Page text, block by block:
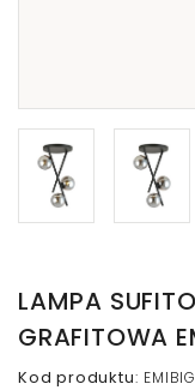
LAMPA
GRAFITOWA
Kod produktu: